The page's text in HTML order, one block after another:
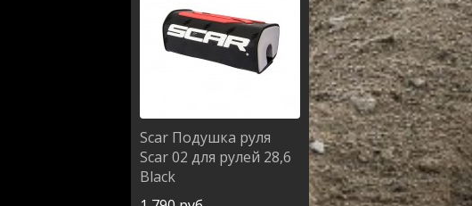
Scar Подушка руля
Scar 02 для рулей 28,6
Black